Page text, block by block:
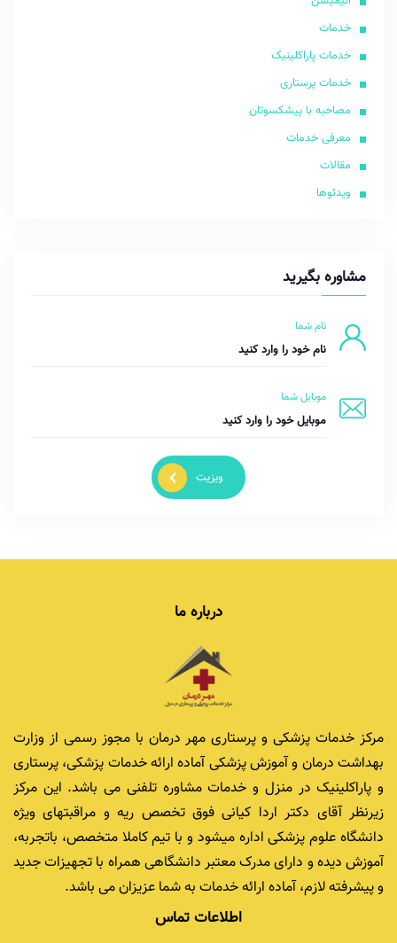
خدمات
خدمات پاراکلینیک
خدمات پرستاری
مصاحبه با پیشکسوتان
معرفی خدمات
مقالات
ویدئوها
مشاوره بگیرید
نام شما
موبایل شما
ویزیت
درباره ما
مرکز خدمات پزشکی و پرستاری مهر درمان با مجوز رسمی از وزارت
بهداشت درمان و آموزش پزشکی آماده ارائه خدمات پزشکی، پرستاری
و پاراکلینیک در منزل و خدمات مشاوره تلفنی می باشد. این مرکز
زیرنظر آقای دکتر اردا کیانی فوق تخصص ریه و مراقبتهای ویژه
دانشگاه علوم پزشکی اداره میشود و با تیم کاملا متخصص، باتجربه،
آموزش دیده و دارای مدرک معتبر دانشگاهی همراه با تجهیزات جدید
و پیشرفته لازم، آماده ارائه خدمات به شما عزیزان می باشد.
اطلاعات تماس